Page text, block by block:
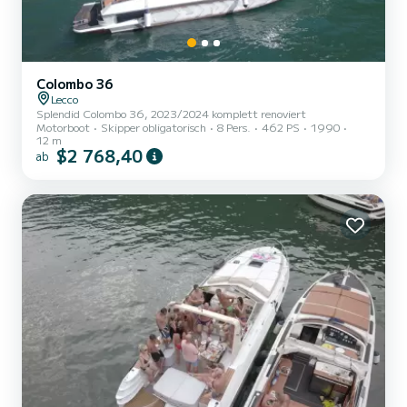
Colombo 36
Lecco
Splendid Colombo 36, 2023/2024 komplett renoviert
Motorboot
Skipper obligatorisch 8 Pers. 462 PS
1990
12 m
ab $2 768,40